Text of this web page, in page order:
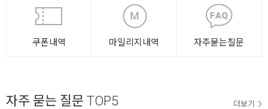
쿠폰내역 마일리지내역 자주묻는질문
자주 묻는 질문 TOP5 더보기